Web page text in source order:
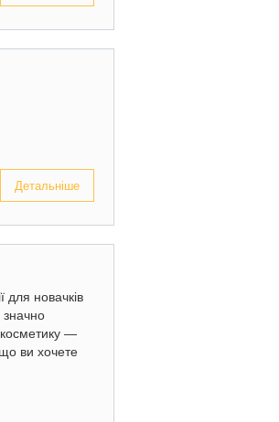
Детальніше
для новачків
значно
—
ви хочете